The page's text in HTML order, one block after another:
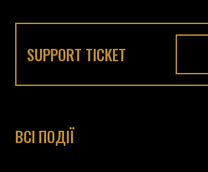
SUPPORT TICKET
ВСІ ПОДІЇ